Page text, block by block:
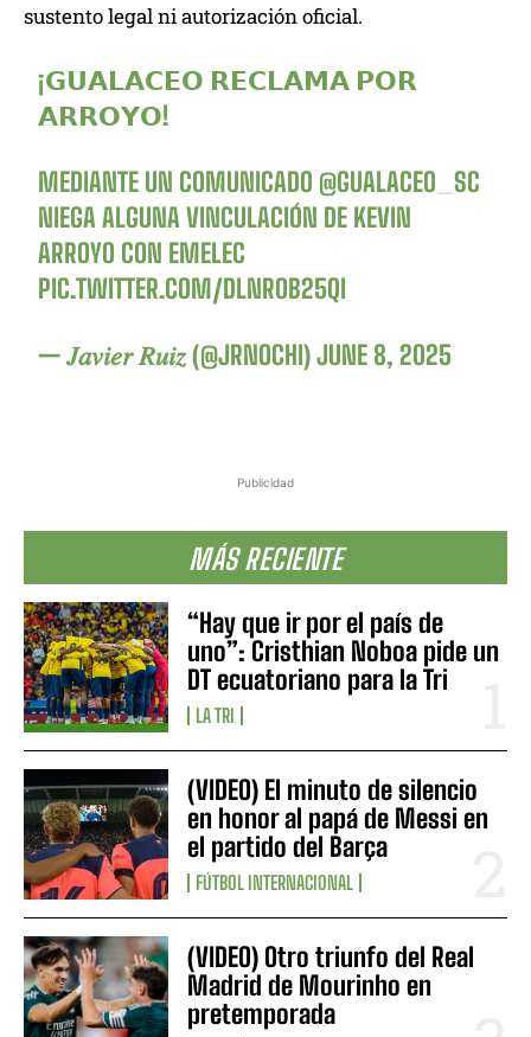
Publicidad
MÁS RECIENTE
“Hay que ir por el país de
uno”: Cristhian Noboa pide un
DT ecuatoriano para la Tri
LA TRI
(VIDEO) El minuto de silencio
en honor al papá de Messi en
el partido del Barça
FÚTBOL INTERNACIONAL
(VIDEO) Otro triunfo del Real
Madrid de Mourinho en
pretemporada
sustento legal ni autorización oficial.
¡𝗚𝗨𝗔𝗟𝗔𝗖𝗘𝗢 𝗥𝗘𝗖𝗟𝗔𝗠𝗔 𝗣𝗢𝗥
𝗔𝗥𝗥𝗢𝗬𝗢!
MEDIANTE UN COMUNICADO @GUALACEO_SC
NIEGA ALGUNA VINCULACIÓN DE KEVIN
ARROYO CON EMELEC
PIC.TWITTER.COM/DLNROB25QI
— 𝐽𝑎𝑣𝑖𝑒𝑟 𝑅𝑢𝑖𝑧 (@JRNOCHI)JUNE 8, 2025